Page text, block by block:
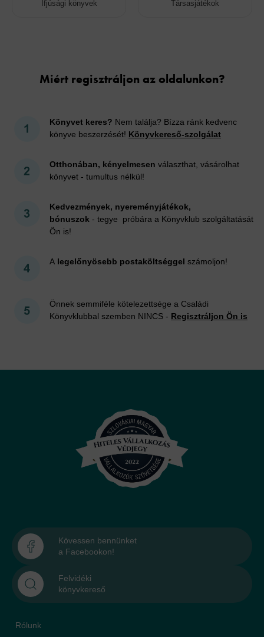
Ifjúsági könyvek Társasjátékok
Miért regisztráljon az oldalunkon?
Könyvet keres? Nem találja? Bízza ránk kedvenc
könyve beszerzését! Könyvkereső-szolgálat
Otthonában, kényelmesen választhat, vásárolhat
könyvet - tumultus nélkül!
Kedvezmények, nyereményjátékok,
bónuszok - tegye próbára a Könyvklub szolgáltatását
Ön is!
A legelőnyösebb postaköltséggel számoljon!
Önnek semmiféle kötelezettsége a Családi
Könyvklubbal szemben NINCS - Regisztráljon Ön is
Kövessen bennünket
a Facebookon!
Felvidéki
könyvkereső
Rólunk